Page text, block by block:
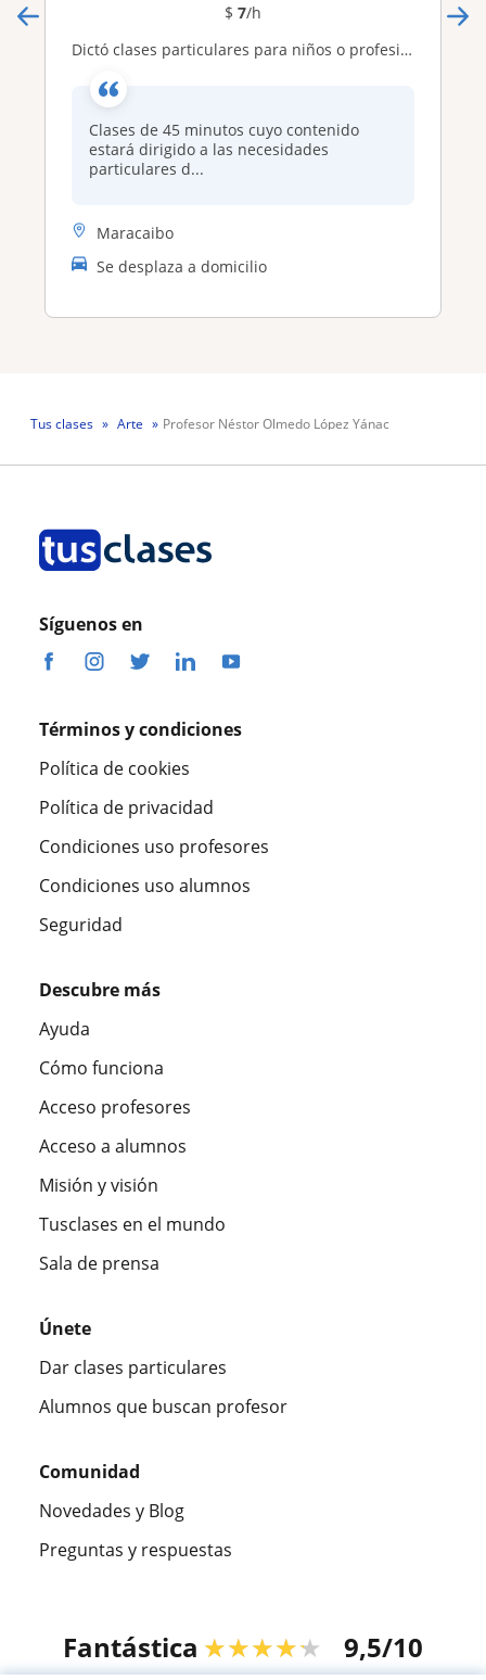
$ 7/h
Dictó clases particulares para niños o profesionales
Clases de 45 minutos cuyo contenido
estará dirigido a las necesidades
particulares d...
Maracaibo
Se desplaza a domicilio
Tus clases Arte Profesor Néstor Olmedo López Yánac
Síguenos en
Términos y condiciones
Política de cookies
Política de privacidad
Condiciones uso profesores
Condiciones uso alumnos
Seguridad
Descubre más
Ayuda
Cómo funciona
Acceso profesores
Acceso a alumnos
Misión y visión
Tusclases en el mundo
Sala de prensa
Únete
Dar clases particulares
Alumnos que buscan profesor
Comunidad
Novedades y Blog
Preguntas y respuestas
Fantástica ★★★★★ 9,5/10